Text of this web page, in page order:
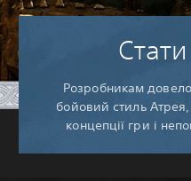
Розробникам
бойовий стиль
концепції гри і